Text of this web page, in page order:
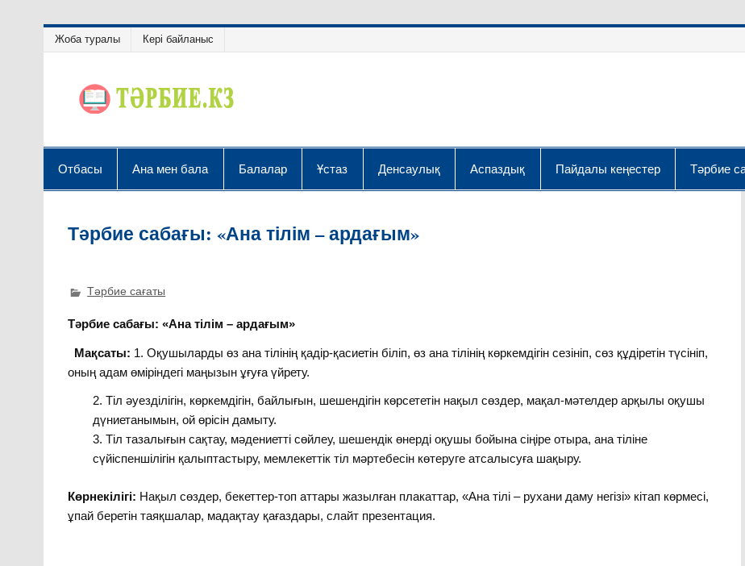
Жоба туралы Кері байланыс
Отбасы Ана мен бала Балалар Ұстаз Денсаулық Аспаздық Пайдалы кеңестер Тәрбие
Тәрбие сабағы: «Ана тілім – ардағым»
Тәрбие сағаты
Тәрбие сабағы: «Ана тілім – ардағым»
Мақсаты: 1. Оқушыларды өз ана тілінің қадір-қасиетін біліп, өз ана тілінің көркемдігін сезініп, сөз құдіретін түсініп,
оның адам өміріндегі маңызын ұғуға үйрету.
Тіл әуезділігін, көркемдігін, байлығын, шешендігін көрсететін нақыл сөздер, мақал-мәтелдер арқылы оқушы
дүниетанымын, ой өрісін дамыту.
Тіл тазалығын сақтау, мәдениетті сөйлеу, шешендік өнерді оқушы бойына сіңіре отыра, ана тіліне
сүйіспеншілігін қалыптастыру, мемлекеттік тіл мәртебесін көтеруге атсалысуға шақыру.
Көрнекілігі: Нақыл сөздер, бекеттер-топ аттары жазылған плакаттар, «Ана тілі – рухани даму негізі» кітап көрмесі,
ұпай беретін таяқшалар, мадақтау қағаздары, слайт презентация.